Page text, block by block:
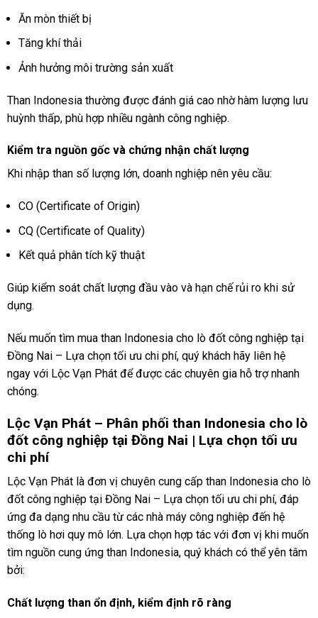
Ăn mòn thiết bị
Tăng khí thải
Ảnh hưởng môi trường sản xuất
Than Indonesia thường được đánh giá cao nhờ hàm lượng lưu
huỳnh thấp, phù hợp nhiều ngành công nghiệp.
Kiểm tra nguồn gốc và chứng nhận chất lượng
Khi nhập than số lượng lớn, doanh nghiệp nên yêu cầu:
CO (Certificate of Origin)
CQ (Certificate of Quality)
Kết quả phân tích kỹ thuật
Giúp kiểm soát chất lượng đầu vào và hạn chế rủi ro khi sử
dụng.
Nếu muốn tìm mua than Indonesia cho lò đốt công nghiệp tại
Đồng Nai – Lựa chọn tối ưu chi phí, quý khách hãy liên hệ
ngay với Lộc Vạn Phát để được các chuyên gia hỗ trợ nhanh
chóng.
Lộc Vạn Phát – Phân phối than Indonesia cho lò
đốt công nghiệp tại Đồng Nai | Lựa chọn tối ưu
chi phí
Lộc Vạn Phát là đơn vị chuyên cung cấp than Indonesia cho lò
đốt công nghiệp tại Đồng Nai – Lựa chọn tối ưu chi phí, đáp
ứng đa dạng nhu cầu từ các nhà máy công nghiệp đến hệ
thống lò hơi quy mô lớn. Lựa chọn hợp tác với đơn vị khi muốn
tìm nguồn cung ứng than Indonesia, quý khách có thể yên tâm
bởi:
Chất lượng than ổn định, kiểm định rõ ràng